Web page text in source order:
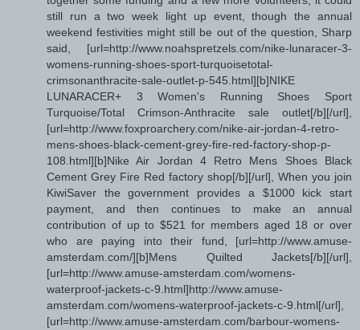
still run a two week light up event, though the annual
weekend festivities might still be out of the question, Sharp
said, [url=http://www.noahspretzels.com/nike-lunaracer-3-
womens-running-shoes-sport-turquoisetotal-
crimsonanthracite-sale-outlet-p-545.html][b]NIKE
LUNARACER+ 3 Women's Running Shoes Sport
Turquoise/Total Crimson-Anthracite sale outlet[/b][/url],
[url=http://www.foxproarchery.com/nike-air-jordan-4-retro-
mens-shoes-black-cement-grey-fire-red-factory-shop-p-
108.html][b]Nike Air Jordan 4 Retro Mens Shoes Black
Cement Grey Fire Red factory shop[/b][/url], When you join
KiwiSaver the government provides a $1000 kick start
payment, and then continues to make an annual
contribution of up to $521 for members aged 18 or over
who are paying into their fund, [url=http://www.amuse-
amsterdam.com/][b]Mens Quilted Jackets[/b][/url],
[url=http://www.amuse-amsterdam.com/womens-
waterproof-jackets-c-9.html]http://www.amuse-
amsterdam.com/womens-waterproof-jackets-c-9.html[/url],
[url=http://www.amuse-amsterdam.com/barbour-womens-